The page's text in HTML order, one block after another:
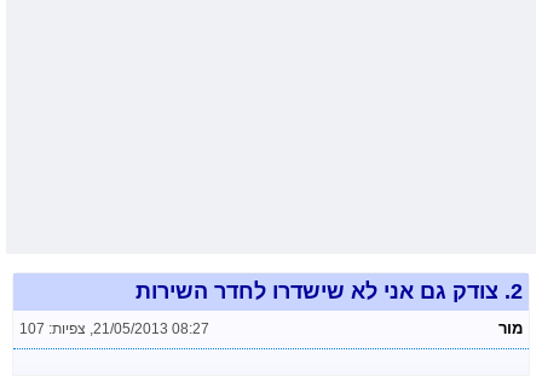
2. צודק גם אני לא שישדרו לחדר השירות
מור 21/05/2013 08:27
, צפיות: 107